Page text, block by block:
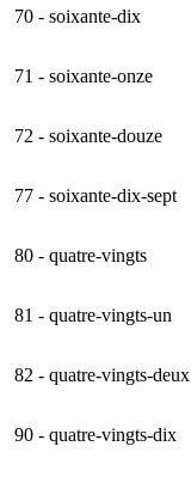
70 - soixante-dix
71 - soixante-onze
72 - soixante-douze
77 - soixante-dix-sept
80 - quatre-vingts
81 - quatre-vingts-un
82 - quatre-vingts-deux
90 - quatre-vingts-dix